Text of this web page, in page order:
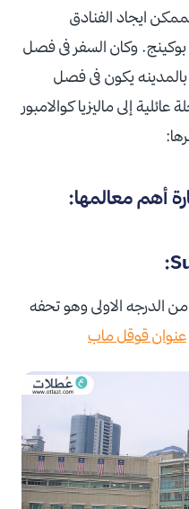
ايجاد الفنادق
وكان السفر فى فصل
يكون فى فصل
إلى ماليزيا كوالامبور
أهم معالمها:
الدرجه الاولى وهو تحفه
عنوان قوقل ماب